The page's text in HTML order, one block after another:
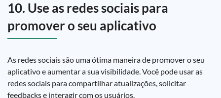
10. Use as redes sociais para
promover o seu aplicativo
As redes sociais são uma ótima maneira de promover o seu
aplicativo e aumentar a sua visibilidade. Você pode usar as
redes sociais para compartilhar atualizações, solicitar
feedbacks e interagir com os usuários.